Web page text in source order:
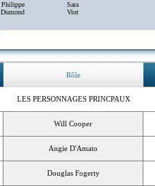
Philippe
Dumond
Sara
Viot
Rôle
LES PERSONNAGES PRINCPAUX
Will Cooper
Angie D'Amato
Douglas Fogerty